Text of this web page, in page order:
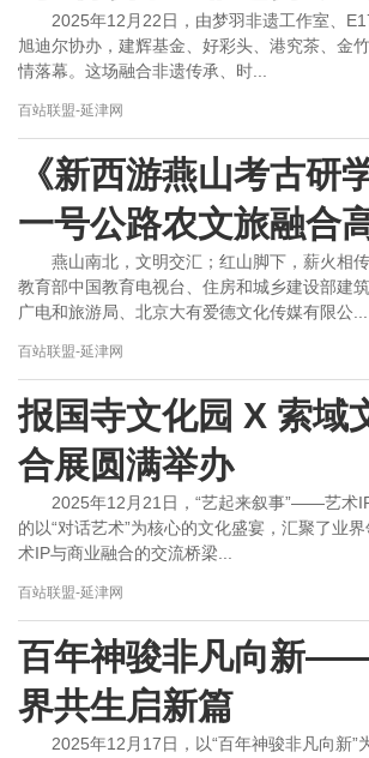
2025年12月22日，由梦羽非遗工作室、
旭迪尔协办，建辉基金、好彩头、港究茶、金
情落幕。这场融合非遗传承、时...
百站联盟-延津网
《新西游燕山考古
一号公路农文旅融合
燕山南北，文明交汇；红山脚下，薪火相
教育部中国教育电视台、住房和城乡建设部建
广电和旅游局、北京大有爱德文化传媒有限公...
百站联盟-延津网
报国寺文化园 X 索
合展圆满举办
2025年12月21日，“艺起来叙事”——艺术
的以“对话艺术”为核心的文化盛宴，汇聚了业
术IP与商业融合的交流桥梁...
百站联盟-延津网
百年神骏非凡向新
界共生启新篇
2025年12月17日，以“百年神骏非凡向新